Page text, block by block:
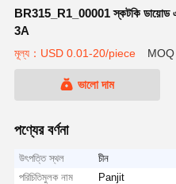
BR315_R1_00001 স্কটকি ডায়োড
3A
মূল্য：USD 0.01-20/piece MOQ
ভালো দাম
পণ্যের বর্ণনা
উৎপত্তি স্থল
চীন
পরিচিতিমুলক নাম
Panjit